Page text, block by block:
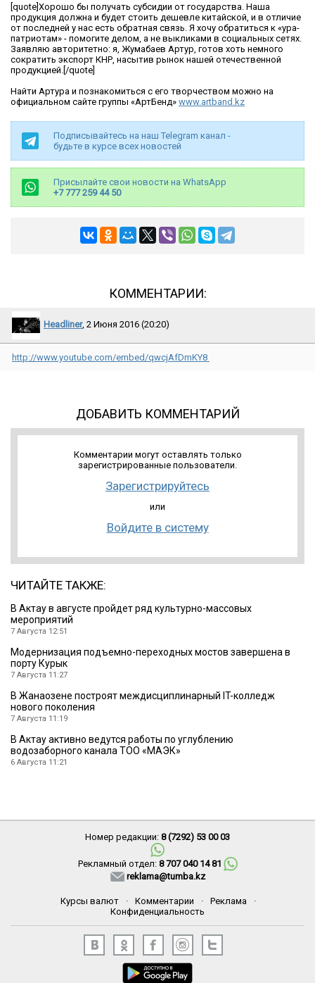
[quote]Хорошо бы получать субсидии от государства. Наша
продукция должна и будет стоить дешевле китайской, и в отличие
от последней у нас есть обратная связь. Я хочу обратиться к «ура-
патриотам» - помогите делом, а не выкликами в социальных сетях.
Заявляю авторитетно: я, Жумабаев Артур, готов хоть немного
сократить экспорт КНР, насытив рынок нашей отечественной
продукцией.[/quote]
Найти Артура и познакомиться с его творчеством можно на
официальном сайте группы «АртБенд» www.artband.kz
Подписывайтесь на наш Telegram канал -
будьте в курсе всех новостей
Присылайте свои новости на WhatsApp
+7 777 259 44 50
КОММЕНТАРИИ:
Headliner, 2 Июня 2016 (20:20)
http://www.youtube.com/embed/qwcjAfDmKY8
ДОБАВИТЬ КОММЕНТАРИЙ
Комментарии могут оставлять только
зарегистрированные пользователи.
Зарегистрируйтесь
или
Войдите в систему
ЧИТАЙТЕ ТАКЖЕ:
В Актау в августе пройдет ряд культурно-массовых
мероприятий
7 Августа 12:51
Модернизация подъемно-переходных мостов завершена в
порту Курык
7 Августа 11:27
В Жанаозене построят междисциплинарный IT-колледж
нового поколения
7 Августа 11:19
В Актау активно ведутся работы по углублению
водозаборного канала ТОО «МАЭК»
6 Августа 11:21
Номер редакции: 8 (7292) 53 00 03
Рекламный отдел: 8 707 040 14 81
reklama@tumba.kz
Курсы валют · Комментарии · Реклама
·
Конфиденциальность